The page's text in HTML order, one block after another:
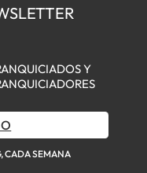
Y
CADA SEMANA